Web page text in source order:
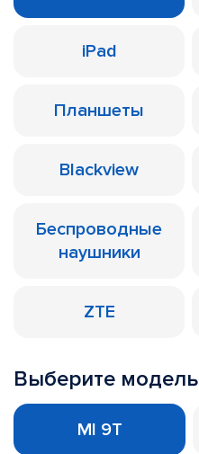
iPad
Планшеты
Blackview
Беспроводные
наушники
ZTE
Выберите модель
MI 9T